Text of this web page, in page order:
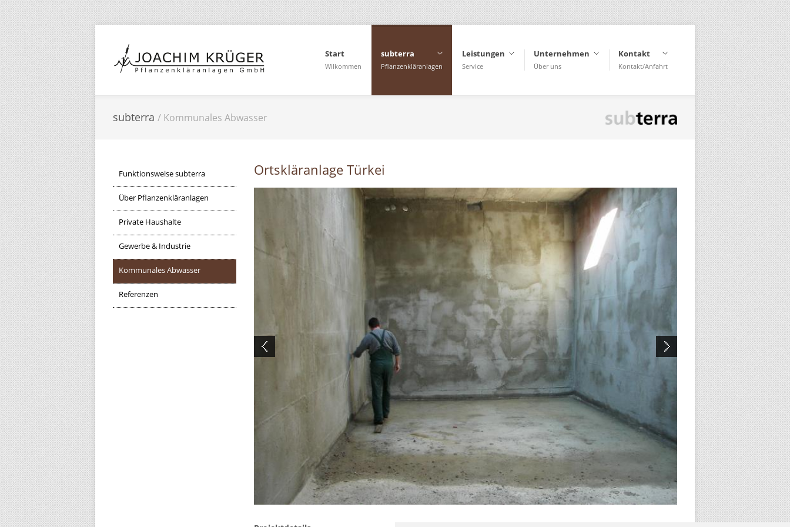
Start
Wilkommen
subterra
Pflanzenkläranlagen
Leistungen
Service
Unternehmen
Über uns
Kontakt
Kontakt/Anfahrt
subterra / Kommunales Abwasser
Ortskläranlage Türkei
Funktionsweise subterra
Über Pflanzenkläranlagen
Private Haushalte
Gewerbe & Industrie
Kommunales Abwasser
Referenzen